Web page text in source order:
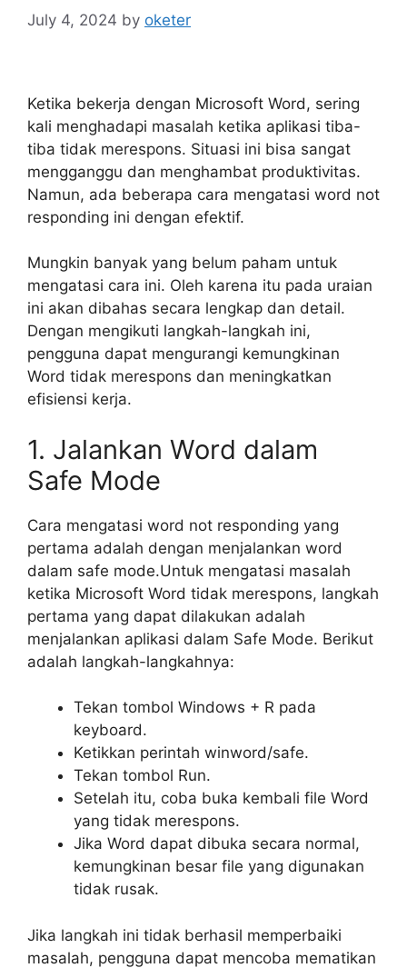
July 4, 2024 by oketer
Ketika bekerja dengan Microsoft Word, sering
kali menghadapi masalah ketika aplikasi tiba-
tiba tidak merespons. Situasi ini bisa sangat
mengganggu dan menghambat produktivitas.
Namun, ada beberapa cara mengatasi word not
responding ini dengan efektif.
Mungkin banyak yang belum paham untuk
mengatasi cara ini. Oleh karena itu pada uraian
ini akan dibahas secara lengkap dan detail.
Dengan mengikuti langkah-langkah ini,
pengguna dapat mengurangi kemungkinan
Word tidak merespons dan meningkatkan
efisiensi kerja.
1. Jalankan Word dalam
Safe Mode
Cara mengatasi word not responding yang
pertama adalah dengan menjalankan word
dalam safe mode.Untuk mengatasi masalah
ketika Microsoft Word tidak merespons, langkah
pertama yang dapat dilakukan adalah
menjalankan aplikasi dalam Safe Mode. Berikut
adalah langkah-langkahnya:
Tekan tombol Windows + R pada
keyboard.
Ketikkan perintah winword/safe.
Tekan tombol Run.
Setelah itu, coba buka kembali file Word
yang tidak merespons.
Jika Word dapat dibuka secara normal,
kemungkinan besar file yang digunakan
tidak rusak.
Jika langkah ini tidak berhasil memperbaiki
masalah, pengguna dapat mencoba mematikan